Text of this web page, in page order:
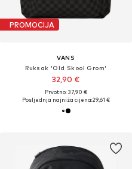
PROMOCIJA
VANS
Ruksak 'Old Skool Grom'
32,90 €
Prvotno: 37,90 €
Posljednja najniža cijena:29,61 €